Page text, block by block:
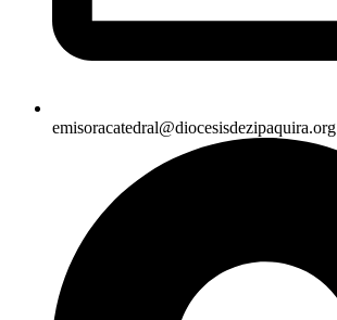
emisoracatedral@diocesisdezipaquira.org